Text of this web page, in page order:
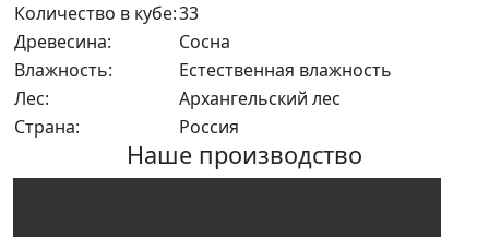
Количество в кубе:33
Древесина:
Сосна
Влажность:
Естественная влажность
Лес:
Архангельский лес
Страна:
Россия
Наше производство